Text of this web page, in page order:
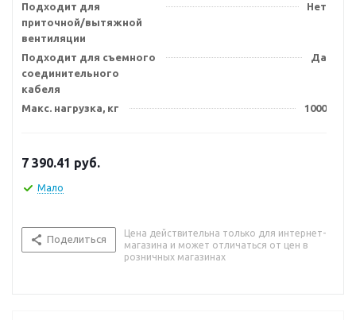
Подходит для
приточной/вытяжной
вентиляции
Нет
Подходит для съемного
соединительного
кабеля
Да
Макс. нагрузка, кг 1000
7 390.41 руб.
Мало
Поделиться
Цена действительна только для интернет-
магазина и может отличаться от цен в
розничных магазинах